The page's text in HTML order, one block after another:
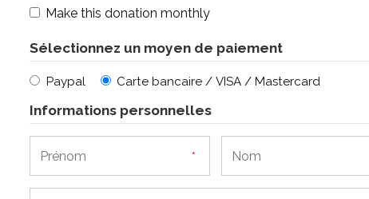
Make this donation monthly
Sélectionnez un moyen de paiement
Paypal Carte bancaire / VISA / Mastercard
Informations personnelles